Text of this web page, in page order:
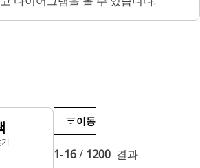
이동
1-16/ 1200 결과